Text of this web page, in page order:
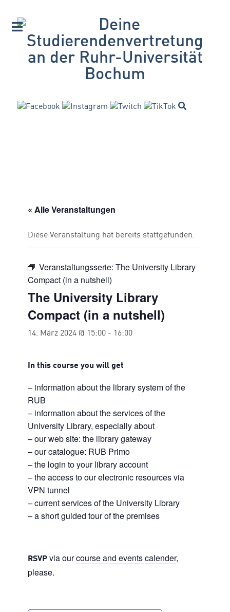
« Alle Veranstaltungen
Diese Veranstaltung hat bereits stattgefunden.
Veranstaltungsserie: The University Library
Compact (in a nutshell)
The University Library
Compact (in a nutshell)
14. März 2024 @ 15:00 - 16:00
In this course you will get
– information about the library system of the
RUB
– information about the services of the
University Library, especially about
– our web site: the library gateway
– our catalogue: RUB Primo
– the login to your library account
– the access to our electronic resources via
VPN tunnel
– current services of the University Library
– a short guided tour of the premises
RSVP via ourcourse and events calender,
please.